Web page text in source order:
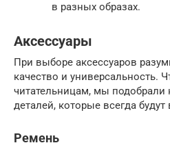
в разных образах.
Аксессуары
При выборе аксессуаров
качество и универсальность.
читательницам, мы подобрали
деталей, которые всегда будут
Ремень